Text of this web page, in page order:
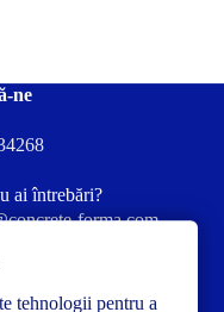
ne
ai întrebări?
forma.com
tehnologii pentru a